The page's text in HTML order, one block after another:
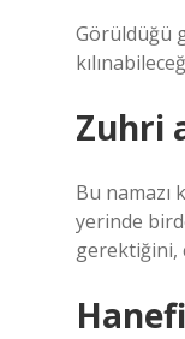
Görüldüğü
Zuhri
Bu namazı
yerinde
gerektiğini,